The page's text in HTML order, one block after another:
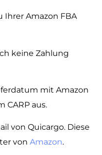
Ihrer Amazon FBA
keine Zahlung
mit Amazon
CARP aus.
von Quicargo. Diese
von Amazon.